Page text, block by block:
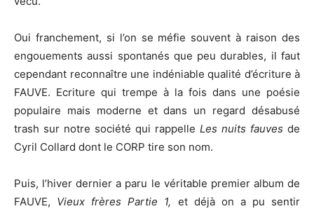
Oui franchement, si l’on se méfie souvent à raison des
engouements aussi spontanés que peu durables, il faut
cependant reconnaître une indéniable qualité d’écriture à
FAUVE. Ecriture qui trempe à la fois dans une poésie
populaire mais moderne et dans un regard désabusé
trash sur notre société qui rappelle Les nuits fauves de
Cyril Collard dont le CORP tire son nom.
Puis, l’hiver dernier a paru le véritable premier album de
FAUVE, Vieux frères Partie 1, et déjà on a pu sentir